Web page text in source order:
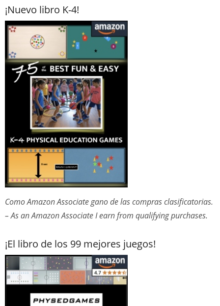
¡Nuevo libro K-4!
Como Amazon Associate gano de las compras clasificatorias.
– As an Amazon Associate I earn from qualifying purchases.
¡El libro de los 99 mejores juegos!